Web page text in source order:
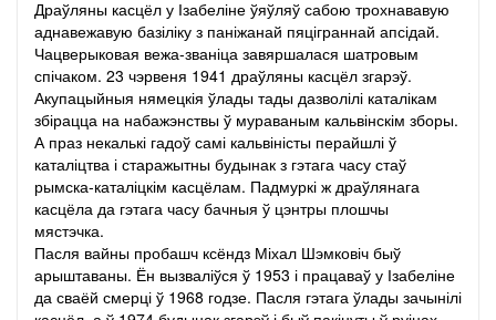
Драўляны касцёл у Ізабеліне ўяўляў сабою трохнававую
аднавежавую базіліку з паніжанай пяціграннай апсідай.
Чацверыковая вежа-званіца завяршалася шатровым
спічаком. 23 чэрвеня 1941 драўляны касцёл згарэў.
Акупацыйныя нямецкія ўлады тады дазволілі каталікам
збірацца на набажэнствы ў мураваным кальвінскім зборы.
А праз некалькі гадоў самі кальвіністы перайшлі ў
каталіцтва і старажытны будынак з гэтага часу стаў
рымска-каталіцкім касцёлам. Падмуркі ж драўлянага
касцёла да гэтага часу бачныя ў цэнтры плошчы
мястэчка.
Пасля вайны пробашч ксёндз Міхал Шэмковіч быў
арыштаваны. Ён вызваліўся ў 1953 і працаваў у Ізабеліне
да сваёй смерці ў 1968 годзе. Пасля гэтага ўлады зачынілі